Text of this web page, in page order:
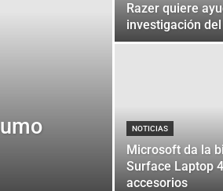
Razer quiere
investigación
NOTICIAS
Microsoft da la
Surface Laptop
accesorios